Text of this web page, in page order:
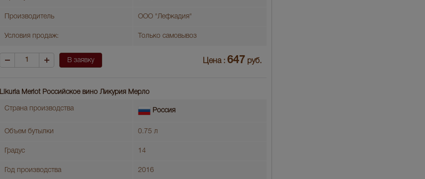
Производитель ООО "Лефкадия"
Условия продаж: Только самовывоз
В заявку Цена : 647 руб.
Likuria Merlot Российское вино Ликурия Мерло
Страна производства Россия
Объем бутылки 0.75 л
Градус 14
Год производства 2016